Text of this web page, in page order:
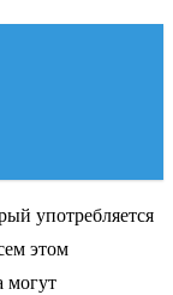
употребляется
этом
могут